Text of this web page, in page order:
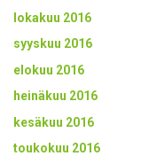
lokakuu 2016
syyskuu 2016
elokuu 2016
heinäkuu 2016
kesäkuu 2016
toukokuu 2016